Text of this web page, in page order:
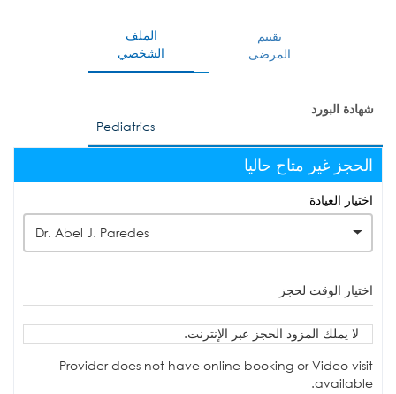
الملف
الشخصي
تقييم
المرضى
شهادة البورد
Pediatrics
الحجز غير متاح حاليا
اختيار العيادة
Dr. Abel J. Paredes
اختيار الوقت لحجز
لا يملك المزود الحجز عبر الإنترنت.
Provider does not have online booking or Video visit
available.